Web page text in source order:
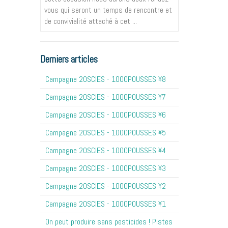
vous qui seront un temps de rencontre et
de convivialité attaché à cet ...
Derniers articles
Campagne 20SCIES - 1OOOPOUSSES ¥8
Campagne 20SCIES - 1OOOPOUSSES ¥7
Campagne 20SCIES - 1OOOPOUSSES ¥6
Campagne 20SCIES - 1OOOPOUSSES ¥5
Campagne 20SCIES - 1OOOPOUSSES ¥4
Campagne 20SCIES - 1OOOPOUSSES ¥3
Campagne 20SCIES - 1OOOPOUSSES ¥2
Campagne 20SCIES - 1OOOPOUSSES ¥1
On peut produire sans pesticides ! Pistes